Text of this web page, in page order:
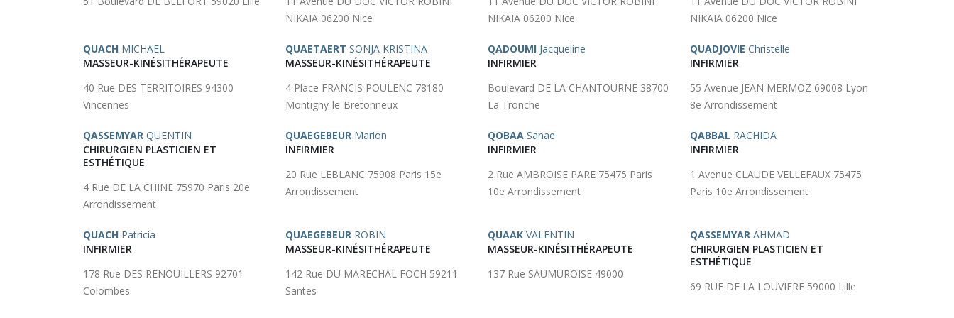
NIKAIA 06200 Nice
NIKAIA 06200 Nice
NIKAIA 06200 Nice
QUACH MICHAEL
MASSEUR-KINÉSITHÉRAPEUTE
40 Rue DES TERRITOIRES 94300
Vincennes
QUAETAERT SONJA KRISTINA
MASSEUR-KINÉSITHÉRAPEUTE
4 Place FRANCIS POULENC 78180
Montigny-le-Bretonneux
QADOUMI Jacqueline
INFIRMIER
Boulevard DE LA CHANTOURNE 38700
La Tronche
QUADJOVIE Christelle
INFIRMIER
55 Avenue JEAN MERMOZ 69008 Lyon
8e Arrondissement
QASSEMYAR QUENTIN
CHIRURGIEN PLASTICIEN ET
ESTHÉTIQUE
4 Rue DE LA CHINE 75970 Paris 20e
Arrondissement
QUAEGEBEUR Marion
INFIRMIER
20 Rue LEBLANC 75908 Paris 15e
Arrondissement
QOBAA Sanae
INFIRMIER
2 Rue AMBROISE PARE 75475 Paris
10e Arrondissement
QABBAL RACHIDA
INFIRMIER
1 Avenue CLAUDE VELLEFAUX 75475
Paris 10e Arrondissement
QUACH Patricia
INFIRMIER
178 Rue DES RENOUILLERS 92701
Colombes
QUAEGEBEUR ROBIN
MASSEUR-KINÉSITHÉRAPEUTE
142 Rue DU MARECHAL FOCH 59211
Santes
QUAAK VALENTIN
MASSEUR-KINÉSITHÉRAPEUTE
137 Rue SAUMUROISE 49000
QASSEMYAR AHMAD
CHIRURGIEN PLASTICIEN ET
ESTHÉTIQUE
69 RUE DE LA LOUVIERE 59000 Lille